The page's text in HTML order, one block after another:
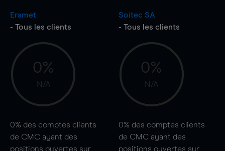
Eramet
- Tous les clients
0%
N/A
0% des comptes clients
de CMC ayant des
positions ouvertes sur
Soitec SA
- Tous les clients
0%
N/A
0% des comptes clients
de CMC ayant des
positions ouvertes sur